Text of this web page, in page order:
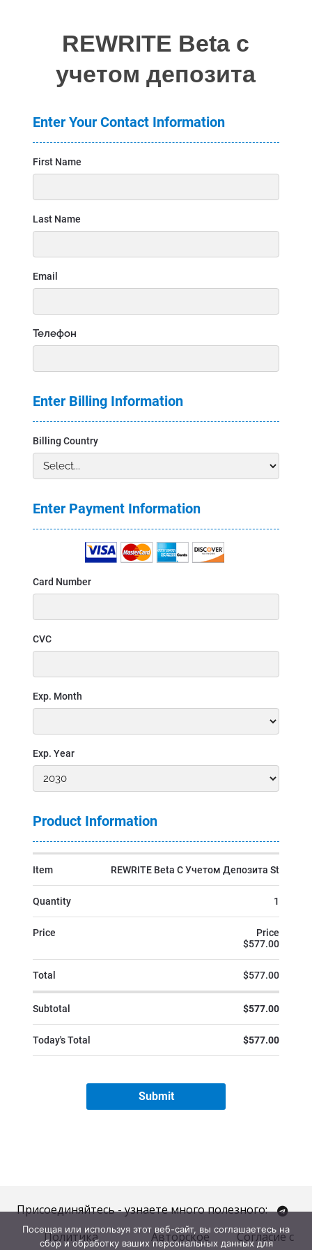
REWRITE Beta с
учетом депозита
Присоединяйтесь - узнаете много полезного:
Политика
Авторское
Согласие с
Посещая или используя этот веб-сайт, вы соглашаетесь на
сбор и обработку ваших персональных данных для